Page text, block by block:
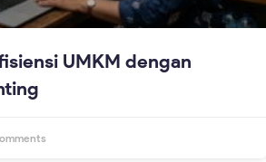
UMKM dengan